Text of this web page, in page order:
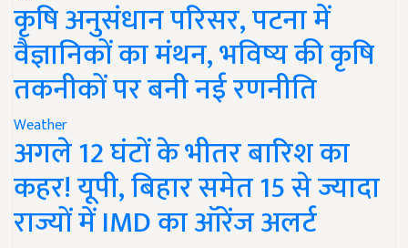
कृषि अनुसंधान परिसर, पटना में
वैज्ञानिकों का मंथन, भविष्य की कृषि
तकनीकों पर बनी नई रणनीति
Weather
अगले 12 घंटों के भीतर बारिश का
कहर! यूपी, बिहार समेत 15 से ज्यादा
राज्यों में IMD का ऑरेंज अलर्ट